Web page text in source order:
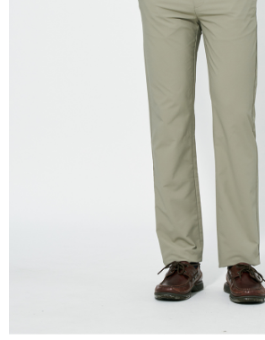
每筆NT$60，滿NT$1,200(含以上)免運費
每筆NT$80，滿NT$1,200(含以上)免運費
每筆NT$80，滿NT$1,200(含以上)免運費